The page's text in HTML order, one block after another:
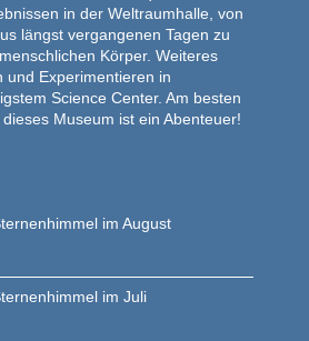
in der Weltraumhalle, von
längst vergangenen Tagen zu
Körper. Weiteres
und Experimentieren in
Science Center. Am besten
Museum ist ein Abenteuer!
im August
im Juli